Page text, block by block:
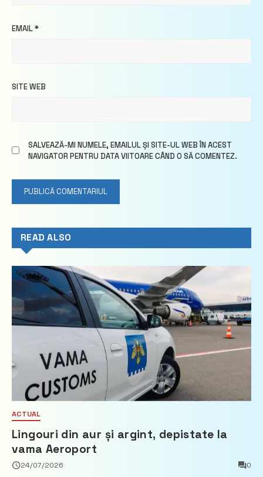
EMAIL*
SITE WEB
SALVEAZĂ-MI NUMELE, EMAILUL ȘI SITE-UL WEB ÎN ACEST
NAVIGATOR PENTRU DATA VIITOARE CÂND O SĂ COMENTEZ.
READ ALSO
ACTUAL
Lingouri din aur și argint, depistate la
vama Aeroport
24/07/2026 0